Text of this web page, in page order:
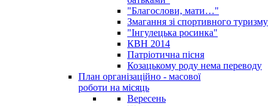
"Благослови, мати…"
Змагання зі спортивного туризму
"Інгулецька росинка"
КВН 2014
Патріотична пісня
Козацькому роду нема переводу
План організаційно - масової
роботи на місяць
Вересень